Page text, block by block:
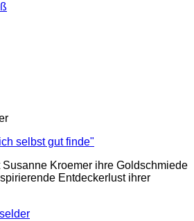
selbst gut finde"
Kroemer ihre Goldschmiede
Entdeckerlust ihrer